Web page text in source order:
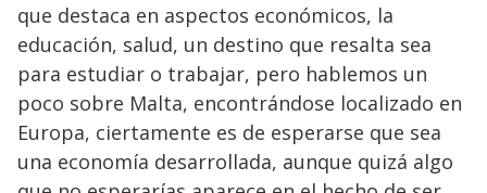
que destaca en aspectos económicos, la
educación, salud, un destino que resalta sea
para estudiar o trabajar, pero hablemos un
poco sobre Malta, encontrándose localizado en
Europa, ciertamente es de esperarse que sea
una economía desarrollada, aunque quizá algo